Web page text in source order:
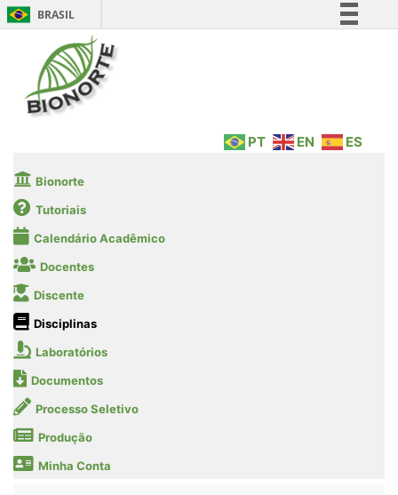
BRASIL
Legislação
PT EN ES
Bionorte
Tutoriais
Calendário Acadêmico
Docentes
Discente
Disciplinas
Laboratórios
Documentos
Processo Seletivo
Produção
Minha Conta